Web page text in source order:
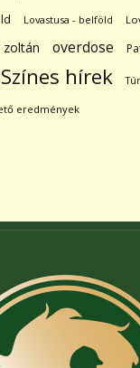
Lovastusa - belföld
zoltán overdose
Színes hírek
eredmények